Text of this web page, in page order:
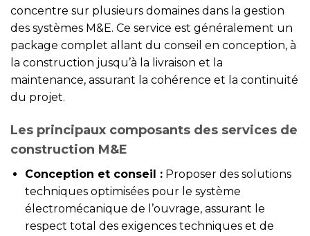
concentre sur plusieurs domaines dans la gestion
des systèmes M&E. Ce service est généralement un
package complet allant du conseil en conception, à
la construction jusqu’à la livraison et la
maintenance, assurant la cohérence et la continuité
du projet.
Les principaux composants des services de
construction M&E
Conception et conseil :Proposer des solutions
techniques optimisées pour le système
électromécanique de l’ouvrage, assurant le
respect total des exigences techniques et de